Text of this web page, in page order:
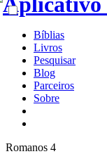
Bíblias
Livros
Pesquisar
Blog
Parceiros
Sobre
Romanos 4